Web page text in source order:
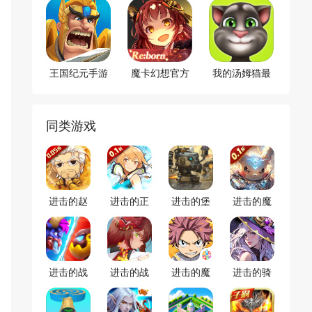
王国纪元手游
魔卡幻想官方
我的汤姆猫最
同类游戏
进击的赵
云（0.05
折）
进击的正
太折扣版
进击的堡
垒
进击的魔
导士折扣
版
进击的战
场
进击的战
神
进击的魔
导士
进击的骑
士游戏